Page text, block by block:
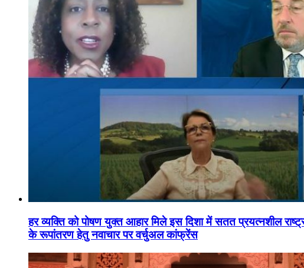
हर व्यक्ति को पोषण युक्त आहार मिले इस दिशा में सतत प्रयत्नशील
के रूपांतरण हेतु नवाचार पर वर्चुअल कांफ्रेंस